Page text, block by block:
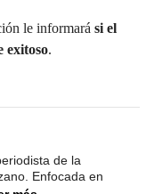
le informará si el
exitoso.
de la
Enfocada en